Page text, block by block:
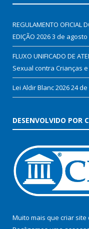
REGULAMENTO OFICIAL
EDIÇÃO 20263 de agosto
FLUXO UNIFICADO DE
Sexual contra Crianças
Lei Aldir Blanc 202624
DESENVOLVIDO POR
Muito mais que criar site